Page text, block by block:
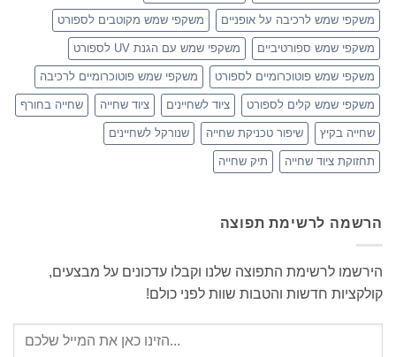
משקפי שמש לרכיבה על אופניים משקפי שמש מקוטבים לספורט
משקפי שמש ספורטיביים משקפי שמש עם הגנת UV לספורט
משקפי שמש פוטוכרומיים לספורט משקפי שמש פוטוכרומיים לרכיבה
משקפי שמש קלים לספורט ציוד לשחיינים ציוד שחייה שחייה בחורף
שחייה בקיץ שיפור טכניקת שחייה שנורקל לשחיינים
תחזוקת ציוד שחייה תיק שחייה
הרשמה לרשימת תפוצה
הירשמו לרשימת התפוצה שלנו וקבלו עדכונים על מבצעים,
קולקציות חדשות והטבות שוות לפני כולם!